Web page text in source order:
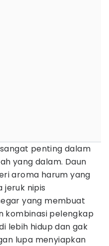
penting dalam
yang dalam. Daun
aroma harum yang
jeruk nipis
yang membuat
kombinasi pelengkap
lebih hidup dan gak
lupa menyiapkan